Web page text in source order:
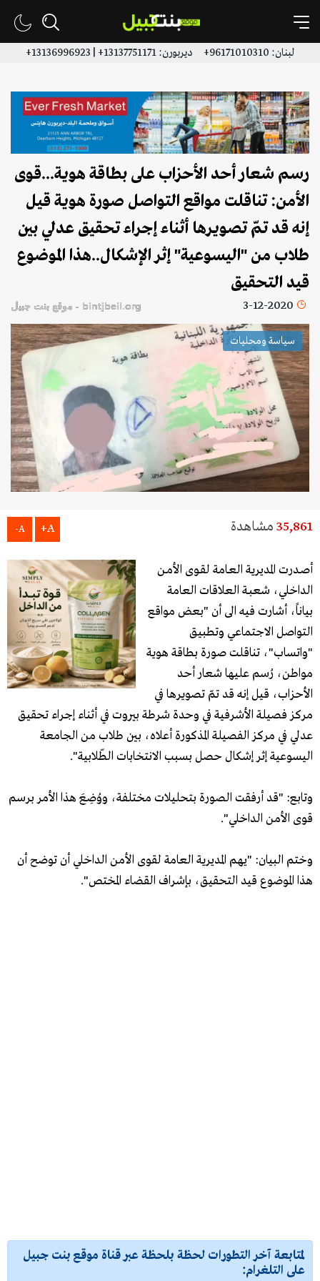
لبنان: 96171010310+ ديربورن: 13137751171+ | 13136996923+
رسم شعار أحد الأحزاب على بطاقة هوية...قوى
الأمن: تناقلت مواقع التواصل صورة هوية قيل
إنه قد تمّ تصويرها أثناء إجراء تحقيق عدلي بين
طلاب من "اليسوعية" إثر الإشكال..هذا الموضوع
قيد التحقيق
3-12-2020 bintjbeil.org - موقع بنت جبيل
سياسة ومحليات
35,861 مشاهدة A+
A-
أصـدرت المديرية العـامة لقـوى الأمـن
الداخلي، شعبـة العلاقات العامة
بياناً، أشارت فيه الى أن "بعض مواقع
التواصل الاجتماعي وتطبيق
"واتساب"، تناقلت صورة بطاقة هوية
مواطن، رُسم عليها شعار أحد
الأحزاب، قيل إنه قد تمّ تصويرها في
مركز فصيلة الأشرفية في وحدة شرطة بيروت في أثناء إجراء تحقيق
عدلي في مركز الفصيلة المذكورة أعلاه، بين طلاب من الجامعة
اليسوعية إثر إشكال حصل بسبب الانتخابات الطّلابية".
وتابع: "قد أرفقت الصورة بتحليلات مختلفة، ووُضِعَ هذا الأمر برسم
قوى الأمن الداخلي".
وختم البيان: "يهم المديرية العامة لقوى الأمن الداخلي أن توضح أن
هذا الموضوع قيد التحقيق، بإشراف القضاء المختص".
لمتابعة آخر التطورات لحظة بلحظة عبر قناة موقع بنت جبيل
على التلغرام: